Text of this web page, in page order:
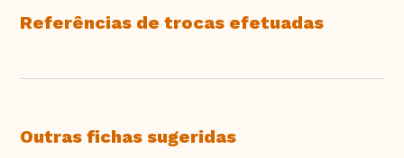
Referências de trocas efetuadas
Outras fichas sugeridas